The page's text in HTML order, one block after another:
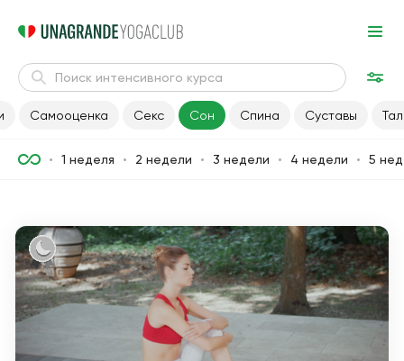
Самооценка Секс Сон Спина Суставы
1 неделя 2 недели 3 недели 4 недели 5